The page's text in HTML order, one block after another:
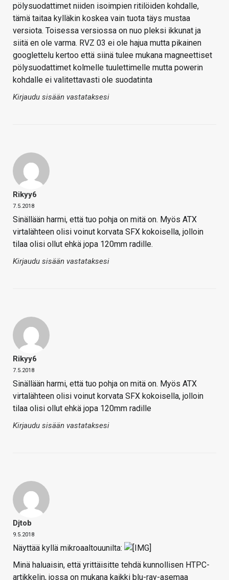
pölysuodattimet niiden isoimpien ritilöiden kohdalle,
tämä taitaa kylläkin koskea vain tuota täys mustaa
versiota. Toisessa versiossa on nuo pleksi ikkunat ja
siitä en ole varma. RVZ 03 ei ole hajua mutta pikainen
googlettelu kertoo että siinä tulee mukana magneettiset
pölysuodattimet kolmelle tuulettimelle mutta powerin
kohdalle ei valitettavasti ole suodatinta
Kirjaudu sisään vastataksesi
Rikyy6
7.5.2018
Sinällään harmi, että tuo pohja on mitä on. Myös ATX
virtalähteen olisi voinut korvata SFX kokoisella, jolloin
tilaa olisi ollut ehkä jopa 120mm radille.
Kirjaudu sisään vastataksesi
Rikyy6
7.5.2018
Sinällään harmi, että tuo pohja on mitä on. Myös ATX
virtalähteen olisi voinut korvata SFX kokoisella, jolloin
tilaa olisi ollut ehkä jopa 120mm radille
Kirjaudu sisään vastataksesi
Djtob
9.5.2018
Näyttää kyllä mikroaaltouunilta:
Minä haluaisin, että yrittäisitte tehdä kunnollisen HTPC-
artikkelin, jossa on mukana kaikki blu-ray-asemaa